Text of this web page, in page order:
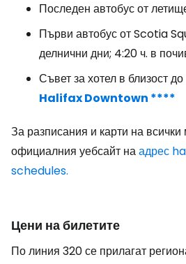
Последен автобус от
Първи автобус от Scotia
делнични дни; 4:20 ч. в
Съвет за хотел в близост
Halifax Downtown ****
За разписания и карти на
официалния уебсайт наадрес
schedules.
Цени на билетите
По линия 320 се прилагат